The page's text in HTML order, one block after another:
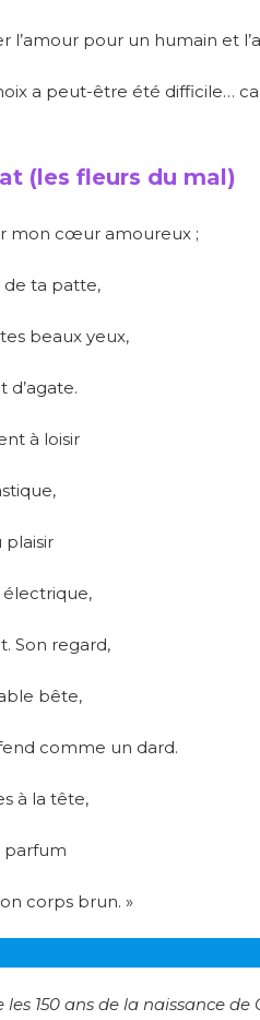
l’amour pour un humain et
a peut-être été difficile…
(les fleurs du mal)
mon cœur amoureux ;
ta patte,
beaux yeux,
à loisir
plaisir
Son regard,
bête,
comme un dard.
la tête,
parfum
brun. »
150 ans de la naissance de